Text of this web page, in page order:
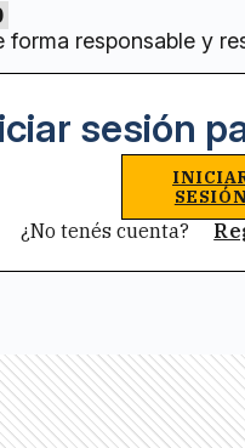
responsable y
sesión
SESIÓN
¿No tenés cuenta?